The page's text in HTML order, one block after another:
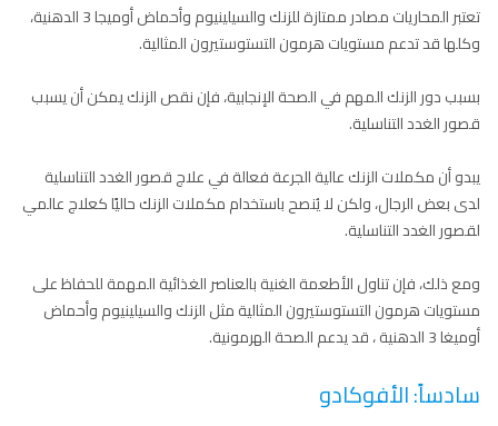
تعتبر المحاريات مصادر ممتازة للزنك والسيلينيوم وأحماض أوميجا 3 الدهنية،
وكلها قد تدعم مستويات هرمون التستوستيرون المثالية.
بسبب دور الزنك المهم في الصحة الإنجابية، فإن نقص الزنك يمكن أن يسبب
قصور الغدد التناسلية.
يبدو أن مكملات الزنك عالية الجرعة فعالة في علاج قصور الغدد التناسلية
لدى بعض الرجال، ولكن لا يُنصح باستخدام مكملات الزنك حاليًا كعلاج عالمي
لقصور الغدد التناسلية.
ومع ذلك، فإن تناول الأطعمة الغنية بالعناصر الغذائية المهمة للحفاظ على
مستويات هرمون التستوستيرون المثالية مثل الزنك والسيلينيوم وأحماض
أوميغا 3 الدهنية ، قد يدعم الصحة الهرمونية.
سادساً: الأفوكادو